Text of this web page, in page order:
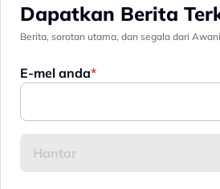
Dapatkan Berita
Berita, sorotan utama, dan segala dari
E-mel anda